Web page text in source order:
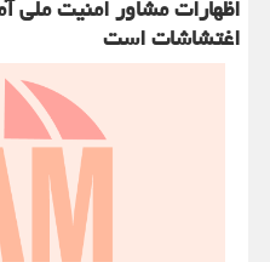
اظهارات مشاور امنیت ملی
اغتشاشات است